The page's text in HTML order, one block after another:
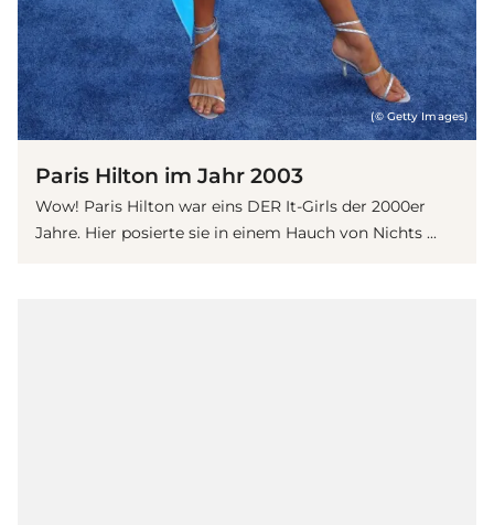
(© Getty Images)
Paris Hilton im Jahr 2003
Wow! Paris Hilton war eins DER It-Girls der 2000er
Jahre. Hier posierte sie in einem Hauch von Nichts ...